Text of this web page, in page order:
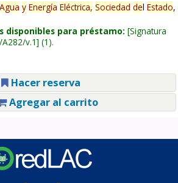
Agua y Energía Eléctrica, Sociedad del Estado,
disponibles para préstamo: Signatura
v.1 (1).
Hacer reserva
Agregar al carrito